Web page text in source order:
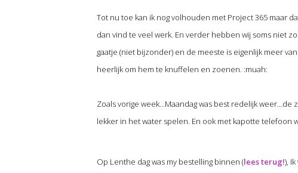
Tot nu toe kan ik nog volhouden met Project 365 maar
dan vind te veel werk. En verder hebben wij soms niet
gaatje (niet bijzonder) en de meeste is eigenlijk meer
heerlijk om hem te knuffelen en zoenen. :muah:
Zoals vorige week…Maandag was best redelijk
lekker in het water spelen. En ook met kapotte telefoon
Op Lenthe dag was my bestelling binnen (lees terug!),